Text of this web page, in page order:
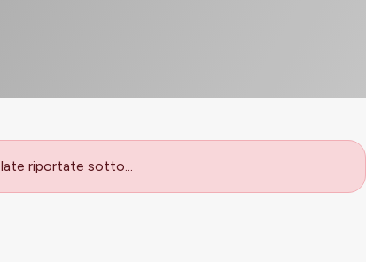
riportate sotto...